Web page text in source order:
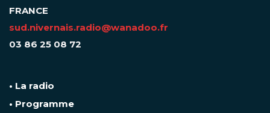
FRANCE
sud.nivernais.radio@wanadoo.fr
03 86 25 08 72
• La radio
• Programme